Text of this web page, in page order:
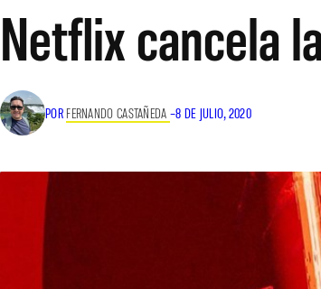
Netflix cancela
POR FERNANDO CASTAÑEDA –8 DE JULIO, 2020